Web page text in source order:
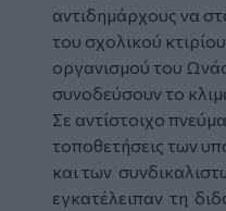
αντιδημάρχους να
του σχολικού
οργανισμού του
συνοδεύσουν το
Σε αντίστοιχο
τοποθετήσεις των
και των
εγκατέλειπαν τη